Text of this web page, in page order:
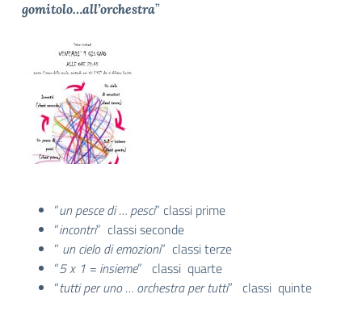
gomitolo…all’orchestra”
“un pesce di … pesci” classi prime
“incontri” classi seconde
” un cielo di emozioni” classi terze
“5 x 1 = insieme” classi quarte
“tutti per uno … orchestra per tutti” classi quinte